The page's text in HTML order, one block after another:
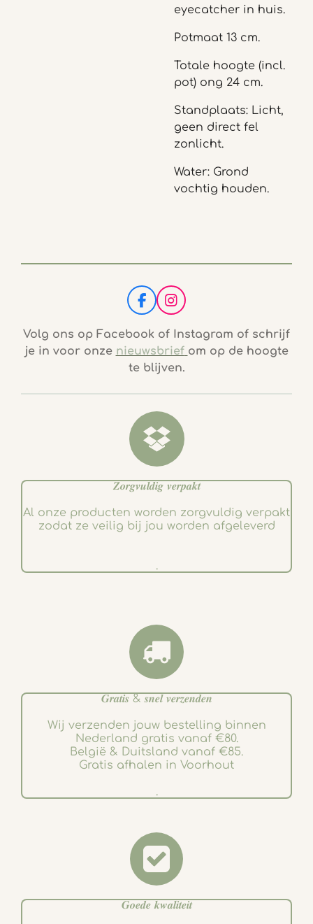
eyecatcher in huis.
Potmaat 13 cm.
Totale hoogte (incl.
pot) ong 24 cm.
Standplaats: Licht,
geen direct fel
zonlicht.
Water: Grond
vochtig houden.
F
a
c
b
o
k
I
n
s
t
a
g
a
Volg ons op Facebook of Instagram of schrijf
je in voor onze nieuwsbrief om op de hoogte
te blijven.
𝒁𝒐𝒓𝒈𝒗𝒖𝒍𝒅𝒊𝒈 𝒗𝒆𝒓𝒑𝒂𝒌𝒕
Al onze producten worden zorgvuldig verpakt
zodat ze veilig bij jou worden afgeleverd
.
𝑮𝒓𝒂𝒕𝒊𝒔 & 𝒔𝒏𝒆𝒍 𝒗𝒆𝒓𝒛𝒆𝒏𝒅𝒆𝒏
Wij verzenden jouw bestelling binnen
Nederland gratis vanaf €80.
België & Duitsland vanaf €85.
Gratis afhalen in Voorhout
.
𝑮𝒐𝒆𝒅𝒆 𝒌𝒘𝒂𝒍𝒊𝒕𝒆𝒊𝒕